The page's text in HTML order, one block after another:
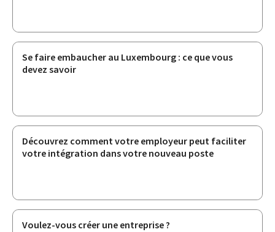
Se faire embaucher au Luxembourg : ce que vous
devez savoir
Découvrez comment votre employeur peut faciliter
votre intégration dans votre nouveau poste
Voulez-vous créer une entreprise ?